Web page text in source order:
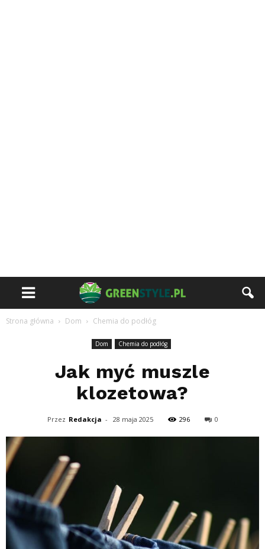
Strona główna Dom Chemia do podłóg
Dom Chemia do podłóg
Jak myć muszle
klozetowa?
Przez Redakcja - 28 maja 2025 296 0